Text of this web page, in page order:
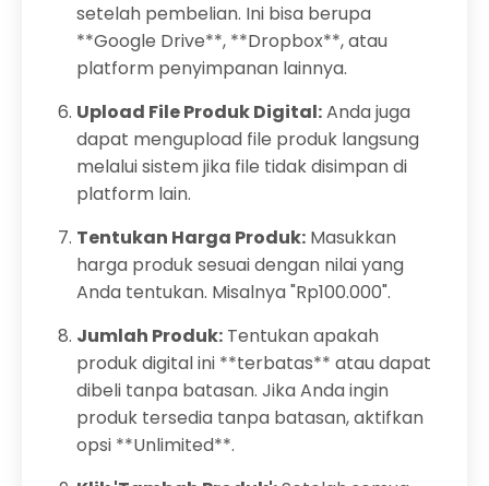
setelah pembelian. Ini bisa berupa
**Google Drive**, **Dropbox**, atau
platform penyimpanan lainnya.
Upload File Produk Digital:Anda juga
dapat mengupload file produk langsung
melalui sistem jika file tidak disimpan di
platform lain.
Tentukan Harga Produk: Masukkan
harga produk sesuai dengan nilai yang
Anda tentukan. Misalnya "Rp100.000".
Jumlah Produk: Tentukan apakah
produk digital ini **terbatas** atau dapat
dibeli tanpa batasan. Jika Anda ingin
produk tersedia tanpa batasan, aktifkan
opsi **Unlimited**.